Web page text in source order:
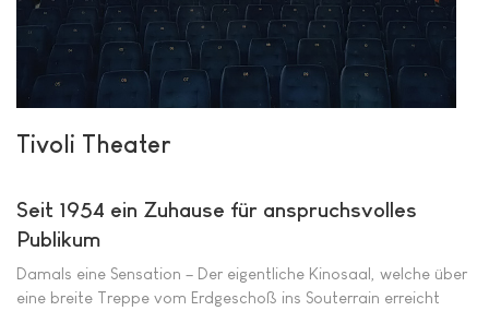
Tivoli Theater
Seit 1954 ein Zuhause für anspruchsvolles
Publikum
Damals eine Sensation – Der eigentliche Kinosaal, welche über
eine breite Treppe vom Erdgeschoß ins Souterrain erreicht